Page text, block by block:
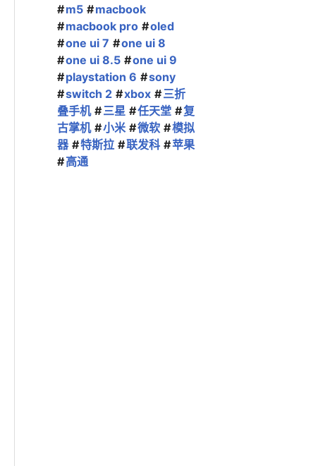
m5
macbook
macbook pro
oled
one ui 7
one ui 8
one ui 8.5
one ui 9
playstation 6
sony
switch 2
xbox
三折
叠手机
三星 任天堂
复
古掌机
小米 微软
模拟
器
特斯拉 联发科
苹果
高通